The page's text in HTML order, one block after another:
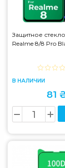
Защитное
Realme 8/8 Pro
В НАЛИЧИИ
81